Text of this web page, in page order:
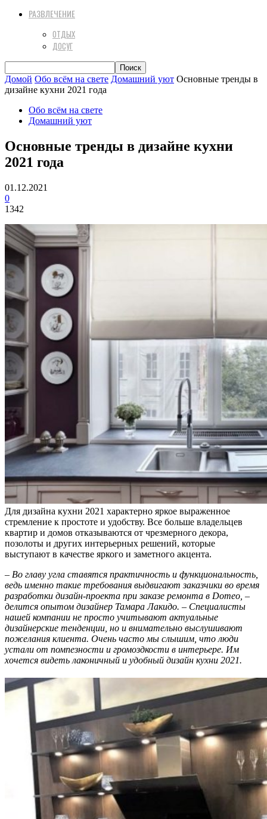
РАЗВЛЕЧЕНИЕ
ОТДЫХ
ДОСУГ
Домой Обо всём на свете Домашний уют Основные тренды в
дизайне кухни 2021 года
Обо всём на свете
Домашний уют
Основные тренды в дизайне кухни
2021 года
01.12.2021
0
1342
Для дизайна кухни 2021 характерно яркое выраженное
стремление к простоте и удобству. Все больше владельцев
квартир и домов отказываются от чрезмерного декора,
позолоты и других интерьерных решений, которые
выступают в качестве яркого и заметного акцента.
– Во главу угла ставятся практичность и функциональность,
ведь именно такие требования выдвигают заказчики во время
разработки дизайн-проекта при заказе ремонта в Domeo, –
делится опытом дизайнер Тамара Лакидо. – Специалисты
нашей компании не просто учитывают актуальные
дизайнерские тенденции, но и внимательно выслушивают
пожелания клиента. Очень часто мы слышим, что люди
устали от помпезности и громоздкости в интерьере. Им
хочется видеть лаконичный и удобный дизайн кухни 2021.